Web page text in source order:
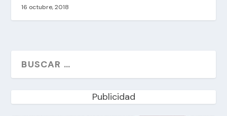
16 octubre, 2018
Publicidad